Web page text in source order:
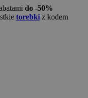
do -50%
torebkiz kodem